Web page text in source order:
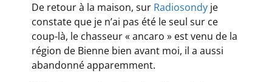
De retour à la maison, sur Radiosondyje
constate que je n’ai pas été le seul sur ce
coup-là, le chasseur « ancaro » est venu de la
région de Bienne bien avant moi, il a aussi
abandonné apparemment.